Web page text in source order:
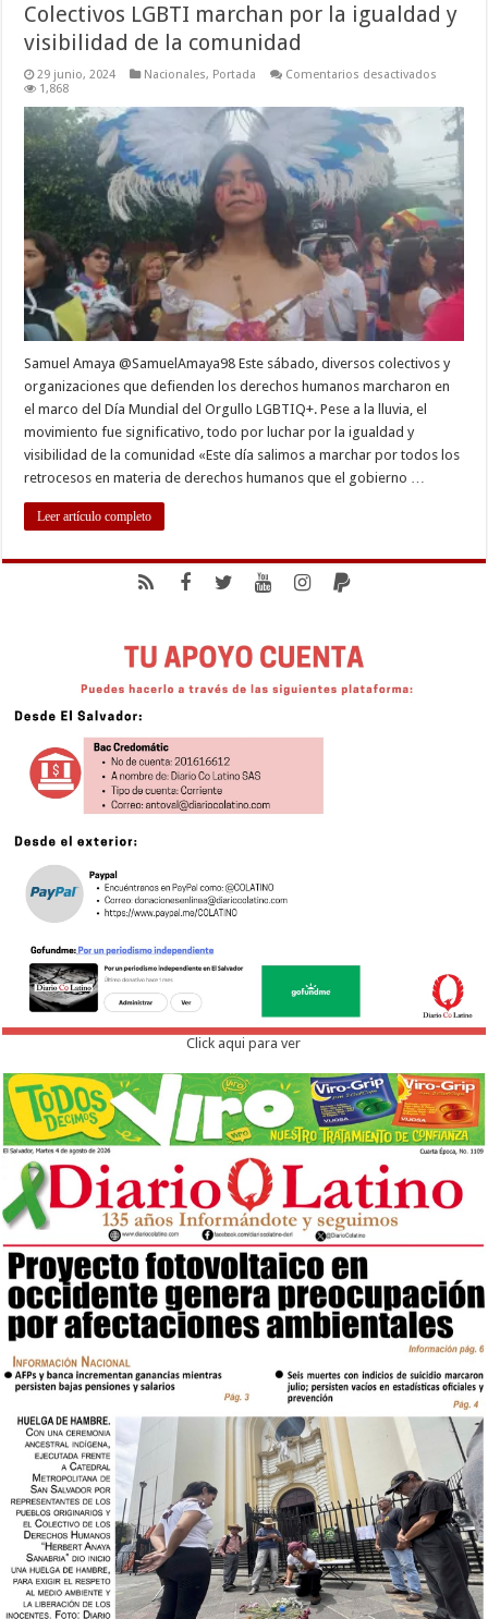
Colectivos LGBTI marchan por la igualdad y
visibilidad de la comunidad
29 junio, 2024 Nacionales, Portada Comentarios desactivados
marchan
por
la
igualdad
de
1,868
Samuel Amaya @SamuelAmaya98 Este sábado, diversos colectivos y
organizaciones que defienden los derechos humanos marcharon en
el marco del Día Mundial del Orgullo LGBTIQ+. Pese a la lluvia, el
movimiento fue significativo, todo por luchar por la igualdad y
visibilidad de la comunidad «Este día salimos a marchar por todos los
retrocesos en materia de derechos humanos que el gobierno …
Leer artículo completo
Click aqui para ver